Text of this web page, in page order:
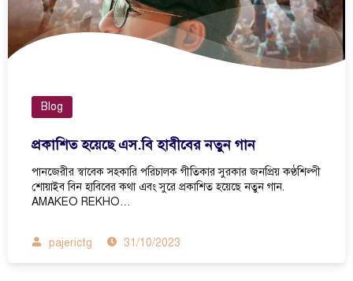
Blog
প্রকাশিত হয়েছে এস.বি হাবীবের নতুন গান
পানজেরীর স্বাবেক সহকারি পরিচালক গীতিকার সুরকার জনপ্রিয় কণ্ঠশিল্পী
শোয়াইব বিন হাবিবের কথা এবং সুরে প্রকাশিত হয়েছে নতুন গান.
AMAKEO REKHO…
pajerictg 31/10/2023